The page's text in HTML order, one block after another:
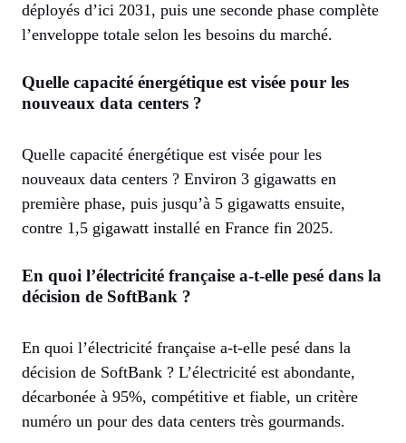
déployés d’ici 2031, puis une seconde phase complète
l’enveloppe totale selon les besoins du marché.
Quelle capacité énergétique est visée pour les
nouveaux data centers ?
Quelle capacité énergétique est visée pour les
nouveaux data centers ? Environ 3 gigawatts en
première phase, puis jusqu’à 5 gigawatts ensuite,
contre 1,5 gigawatt installé en France fin 2025.
En quoi l’électricité française a-t-elle pesé dans la
décision de SoftBank ?
En quoi l’électricité française a-t-elle pesé dans la
décision de SoftBank ? L’électricité est abondante,
décarbonée à 95%, compétitive et fiable, un critère
numéro un pour des data centers très gourmands.